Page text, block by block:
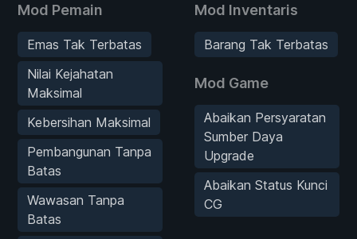
Mod Pemain
Emas Tak Terbatas
Nilai Kejahatan
Maksimal
Kebersihan Maksimal
Pembangunan Tanpa
Batas
Wawasan Tanpa
Batas
Mod Inventaris
Barang Tak Terbatas
Mod Game
Abaikan Persyaratan
Sumber Daya
Upgrade
Abaikan Status Kunci
CG